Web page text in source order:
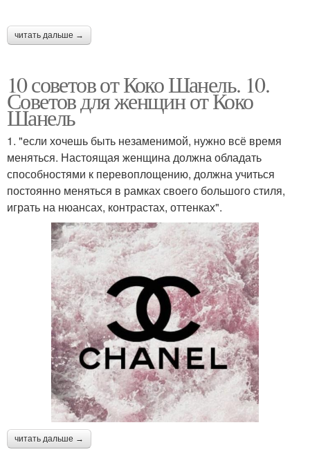
читать дальше →
10 советов от Коко Шанель. 10.
Советов для женщин от Коко
Шанель
1. "если хочешь быть незаменимой, нужно всё время
меняться. Настоящая женщина должна обладать
способностями к перевоплощению, должна учиться
постоянно меняться в рамках своего большого стиля,
играть на нюансах, контрастах, оттенках".
читать дальше →